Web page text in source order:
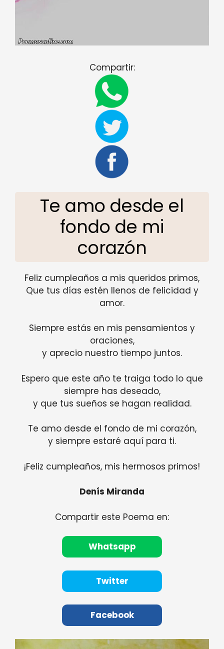
Compartir:
Te amo desde el
fondo de mi
corazón
Feliz cumpleaños a mis queridos primos,
Que tus días estén llenos de felicidad y
amor.
Siempre estás en mis pensamientos y
oraciones,
y aprecio nuestro tiempo juntos.
Espero que este año te traiga todo lo que
siempre has deseado,
y que tus sueños se hagan realidad.
Te amo desde el fondo de mi corazón,
y siempre estaré aquí para ti.
¡Feliz cumpleaños, mis hermosos primos!
Denís Miranda
Compartir este Poema en:
Whatsapp
Twitter
Facebook